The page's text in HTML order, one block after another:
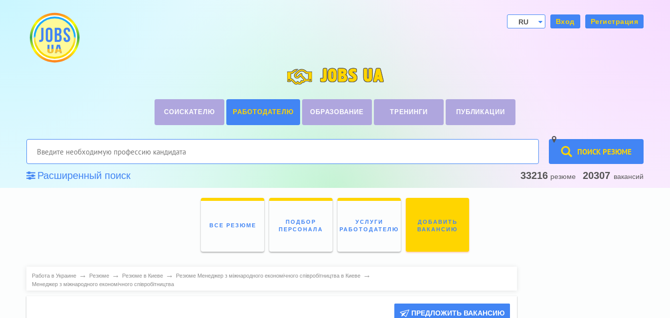
RU
Вход Регистрация
JOBS UA
СОИСКАТЕЛЮ РАБОТОДАТЕЛЮ ОБРАЗОВАНИЕ ТРЕНИНГИ ПУБЛИКАЦИИ
ПОИСК РЕЗЮМЕ
Расширенный поиск 33216 резюме 20307 вакансий
ВСЕ РЕЗЮМЕ
ПОДБОР
ПЕРСОНАЛА
УСЛУГИ
РАБОТОДАТЕЛЮ
ДОБАВИТЬ
ВАКАНСИЮ
Работа в Украине → Резюме → Резюме в Киеве → Резюме Менеджер з міжнародного економічного співробітництва в Киеве →
Менеджер з міжнародного економічного співробітництва
ПРЕДЛОЖИТЬ ВАКАНСИЮ